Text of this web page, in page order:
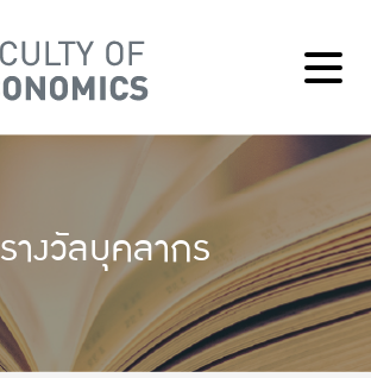
รางวัลบุคลากร